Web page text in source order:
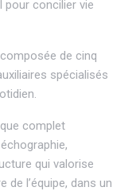
pour concilier vie
de cinq
spécialisés
complet
qui valorise
de l’équipe, dans un